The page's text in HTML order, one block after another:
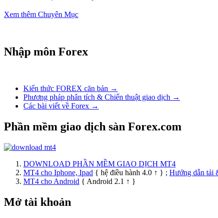
Xem thêm Chuyên Mục
Nhập môn Forex
Kiến thức FOREX căn bản →
Phương pháp phân tích & Chiến thuật giao dịch →
Các bài viết về Forex →
Phần mềm giao dịch sàn Forex.com
DOWNLOAD PHẦN MỀM GIAO DỊCH MT4
MT4 cho Iphone, Ipad { hệ điều hành 4.0 ↑ } ; Hướng dẫn tải
MT4 cho Android { Android 2.1 ↑ }
Mở tài khoản